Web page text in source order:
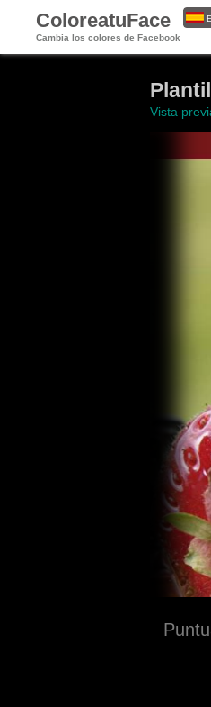
ColoreatuFace
Cambia los colores de Facebook
Vista